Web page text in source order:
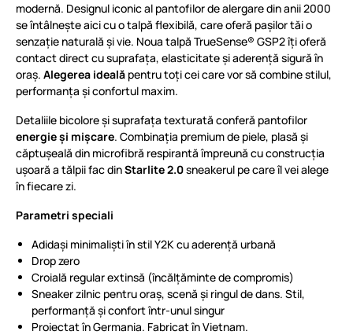
modernă. Designul iconic al pantofilor de alergare din anii 2000
se întâlnește aici cu o talpă flexibilă, care oferă pașilor tăi o
senzație naturală și vie. Noua talpă TrueSense® GSP2 îți oferă
contact direct cu suprafața, elasticitate și aderență sigură în
oraș. Alegerea ideală pentru toți cei care vor să combine stilul,
performanța și confortul maxim.
Detaliile bicolore și suprafața texturată conferă pantofilor
energie și mișcare. Combinația premium de piele, plasă și
căptușeală din microfibră respirantă împreună cu construcția
ușoară a tălpii fac dinStarlite 2.0sneakerul pe care îl vei alege
în fiecare zi.
Parametri speciali
Adidași minimaliști în stil Y2K cu aderență urbană
Drop zero
Croială regular extinsă (încălțăminte de compromis)
Sneaker zilnic pentru oraș, scenă și ringul de dans. Stil,
performanță și confort într-unul singur
Proiectat în Germania. Fabricat în Vietnam.